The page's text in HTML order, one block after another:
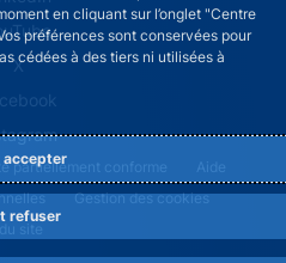
en cliquant sur l’onglet "Centre
préférences sont conservées pour
cédées à des tiers ni utilisées à
accepter
refuser
X
menu
partiellement conforme
Aide
Gestion des cookies
site